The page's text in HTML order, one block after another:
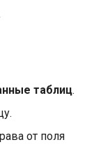
таблиц.
от поля